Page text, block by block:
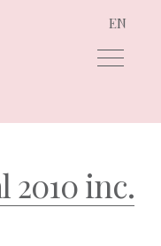
EN
2010 inc.